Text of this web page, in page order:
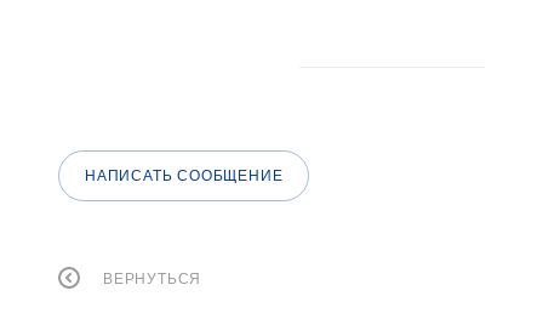
НАПИСАТЬ СООБЩЕНИЕ
ВЕРНУТЬСЯ